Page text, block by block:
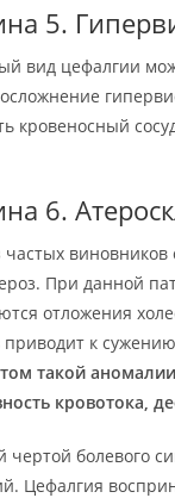
5.
вид цефалгии
кровеносный
6.
виновников
При данной
отложения
приводит к
такой
кровотока,
чертой болевого
Цефалгия